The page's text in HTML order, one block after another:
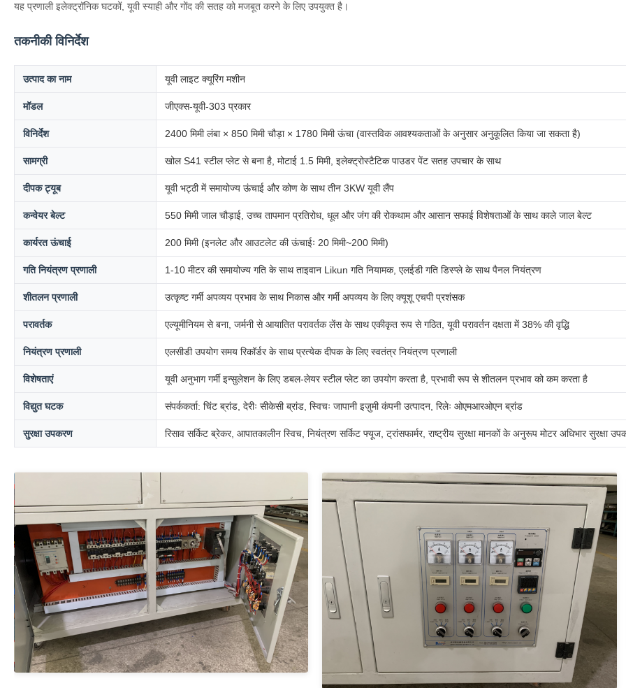
यह प्रणाली इलेक्ट्रॉनिक घटकों, यूवी स्याही और गोंद की सतह को मजबूत करने के लिए उपयुक्त है।
तकनीकी विनिर्देश
उत्पाद का नाम यूवी लाइट क्यूरिंग मशीन
मॉडल जीएक्स-यूवी-303 प्रकार
विनिर्देश 2400 मिमी लंबा × 850 मिमी चौड़ा × 1780 मिमी ऊंचा (वास्तविक आवश्यकताओं के अनुसार अनुकूलित किया जा सकता है)
सामग्री खोल S41 स्टील प्लेट से बना है, मोटाई 1.5 मिमी, इलेक्ट्रोस्टैटिक पाउडर पेंट सतह उपचार के साथ
दीपक ट्यूब यूवी भट्ठी में समायोज्य ऊंचाई और कोण के साथ तीन 3KW यूवी लैंप
कन्वेयर बेल्ट 550 मिमी जाल चौड़ाई, उच्च तापमान प्रतिरोध, धूल और जंग की रोकथाम और आसान सफाई विशेषताओं के साथ काले जाल बेल्ट
कार्यरत ऊंचाई 200 मिमी (इनलेट और आउटलेट की ऊंचाईः 20 मिमी~200 मिमी)
गति नियंत्रण प्रणाली 1-10 मीटर की समायोज्य गति के साथ ताइवान Likun गति नियामक, एलईडी गति डिस्प्ले के साथ पैनल नियंत्रण
शीतलन प्रणाली उत्कृष्ट गर्मी अपव्यय प्रभाव के साथ निकास और गर्मी अपव्यय के लिए क्यूशू एचपी प्रशंसक
परावर्तक एल्यूमीनियम से बना, जर्मनी से आयातित परावर्तक लेंस के साथ एकीकृत रूप से गठित, यूवी परावर्तन दक्षता में 38% की वृद्धि
नियंत्रण प्रणाली एलसीडी उपयोग समय रिकॉर्डर के साथ प्रत्येक दीपक के लिए स्वतंत्र नियंत्रण प्रणाली
विशेषताएं यूवी अनुभाग गर्मी इन्सुलेशन के लिए डबल-लेयर स्टील प्लेट का उपयोग करता है, प्रभावी रूप से शीतलन प्रभाव को कम करता है
विद्युत घटक संपर्ककर्ता: चिंट ब्रांड, देरीः सीकेसी ब्रांड, स्विचः जापानी इज़ुमी कंपनी उत्पादन, रिलेः ओएमआरओएन ब्रांड
सुरक्षा उपकरण रिसाव सर्किट ब्रेकर, आपातकालीन स्विच, नियंत्रण सर्किट फ्यूज, ट्रांसफार्मर, राष्ट्रीय सुरक्षा मानकों के अनुरूप मोटर अधिभार सुरक्षा